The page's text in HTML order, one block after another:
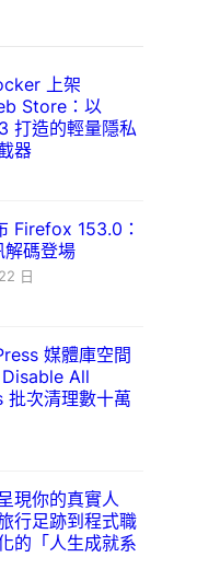
上架
Store：以
打造的輕量隱私
器
Firefox 153.0：
碼登場
日
媒體庫空間
All
批次清理數十萬
現你的真實人
行足跡到程式職
的「人生成就系